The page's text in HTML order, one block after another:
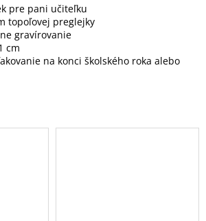
pre pani učiteľku
topoľovej preglejky
gravírovanie
cm
na konci školského roka alebo